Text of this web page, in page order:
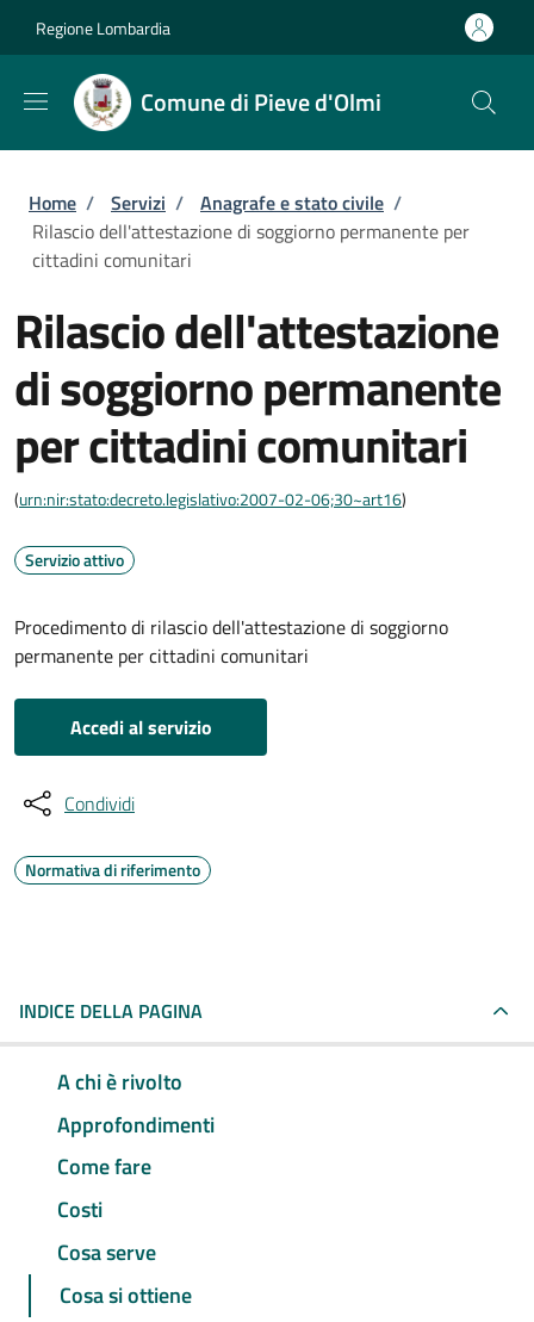
Regione Lombardia
Comune di Pieve d'Olmi
Briciole di pane
Home / Servizi / Anagrafe e stato civile /
Rilascio dell'attestazione di soggiorno permanente per
cittadini comunitari
Rilascio dell'attestazione
di soggiorno permanente
per cittadini comunitari
(urn:nir:stato:decreto.legislativo:2007-02-06;30~art16)
Servizio attivo
Procedimento di rilascio dell'attestazione di soggiorno
permanente per cittadini comunitari
Accedi al servizio
Condividi
Normativa di riferimento
INDICE DELLA PAGINA
A chi è rivolto
Approfondimenti
Come fare
Costi
Cosa serve
Cosa si ottiene